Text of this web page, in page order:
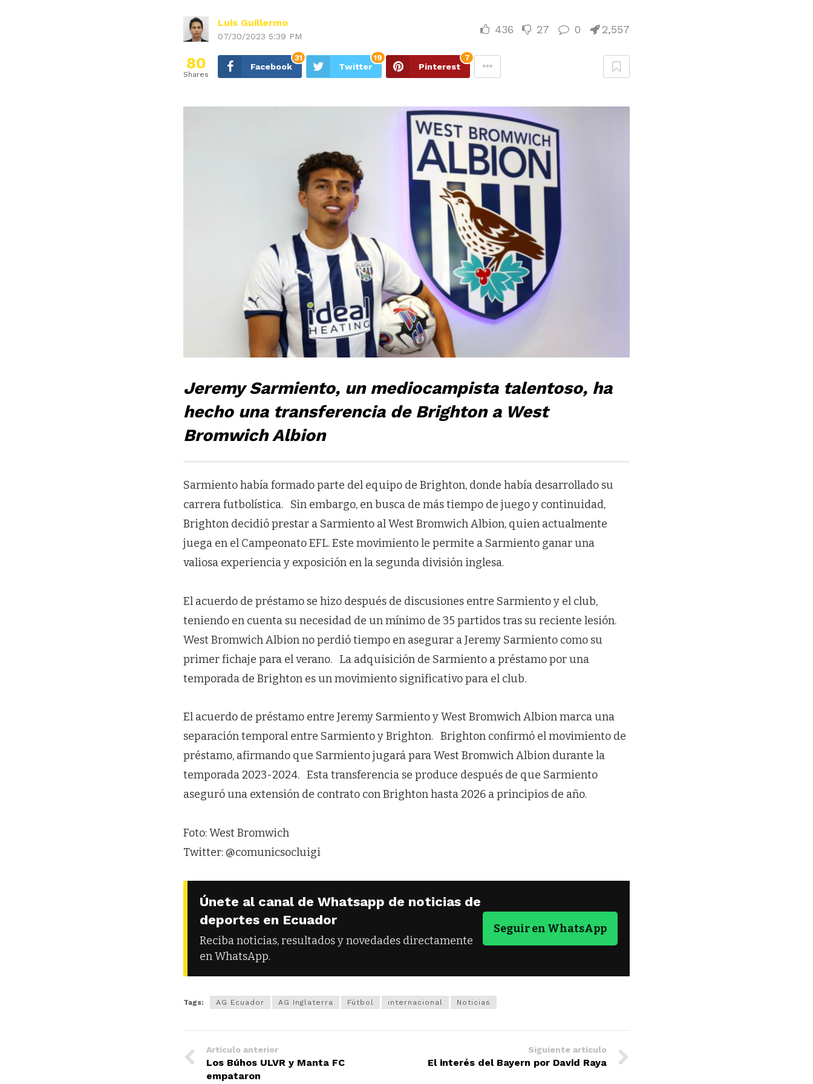
Luis Guillermo
07/30/2023 5:39 PM
436 27 0 2,557
80
Shares
Facebook
31
Twitter
19
Pinterest
7
Jeremy Sarmiento, un mediocampista talentoso, ha
hecho una transferencia de Brighton a West
Bromwich Albion
Sarmiento había formado parte del equipo de Brighton, donde había desarrollado su
carrera futbolística. Sin embargo, en busca de más tiempo de juego y continuidad,
Brighton decidió prestar a Sarmiento al West Bromwich Albion, quien actualmente
juega en el Campeonato EFL. Este movimiento le permite a Sarmiento ganar una
valiosa experiencia y exposición en la segunda división inglesa.
El acuerdo de préstamo se hizo después de discusiones entre Sarmiento y el club,
teniendo en cuenta su necesidad de un mínimo de 35 partidos tras su reciente lesión.
West Bromwich Albion no perdió tiempo en asegurar a Jeremy Sarmiento como su
primer fichaje para el verano. La adquisición de Sarmiento a préstamo por una
temporada de Brighton es un movimiento significativo para el club.
El acuerdo de préstamo entre Jeremy Sarmiento y West Bromwich Albion marca una
separación temporal entre Sarmiento y Brighton. Brighton confirmó el movimiento de
préstamo, afirmando que Sarmiento jugará para West Bromwich Albion durante la
temporada 2023-2024. Esta transferencia se produce después de que Sarmiento
aseguró una extensión de contrato con Brighton hasta 2026 a principios de año.
Foto: West Bromwich
Twitter: @comunicsocluigi
Únete al canal de Whatsapp de noticias de
deportes en Ecuador
Reciba noticias, resultados y novedades directamente
en WhatsApp.
Seguir en WhatsApp
Tags: AG Ecuador AG Inglaterra Fútbol internacional Noticias
Artículo anterior
Los Búhos ULVR y Manta FC
empataron
Siguiente artículo
El interés del Bayern por David Raya